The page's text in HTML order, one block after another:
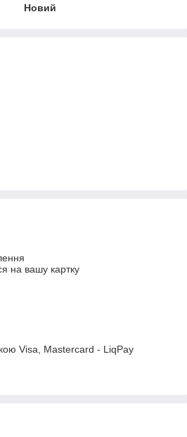
Новий
на вашу картку
Visa, Mastercard - LiqPay